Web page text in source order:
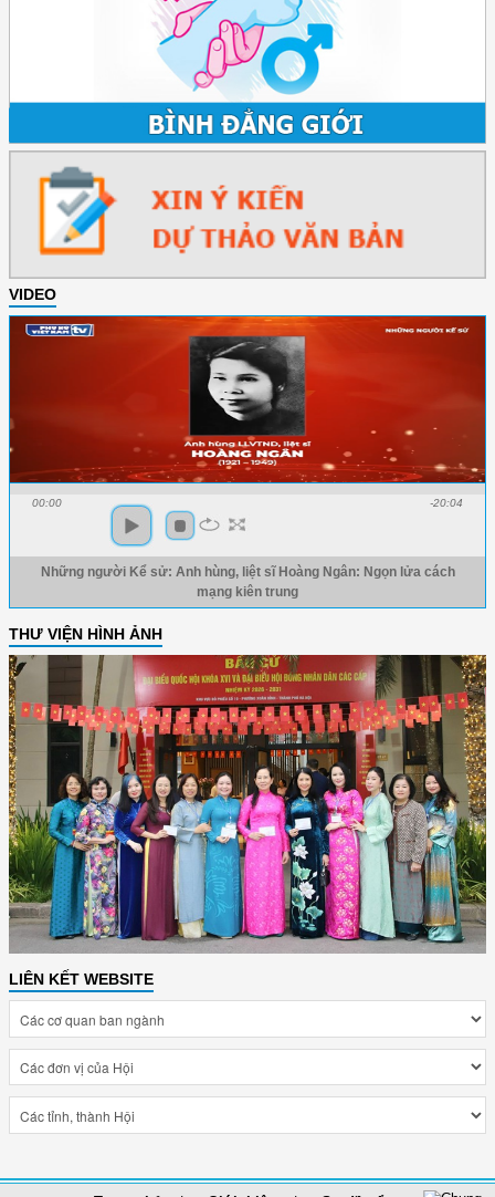
VIDEO
00:00 -20:04
Những người Kể sử: Anh hùng, liệt sĩ Hoàng Ngân: Ngọn lửa cách
mạng kiên trung
THƯ VIỆN HÌNH ẢNH
LIÊN KẾT WEBSITE